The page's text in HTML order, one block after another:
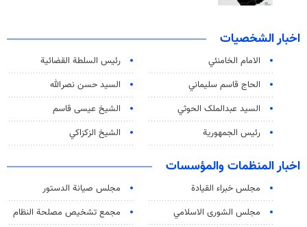
اخبار الشخصيات
الامام الخامنئي
رئیس السلطة القضائیة
الحاج قاسم سليماني
السيد حسن نصرالله
السید عبدالملک الحوثي
الشيخ عيسى قاسم
رئيس الجمهورية
الشيخ الزكزاكي
اخبار المنظمات والمؤسسات
مجلس خبراء القيادة
مجلس صيانة الدستور
مجلس الشورى الاسلامي
مجمع تشخيص مصلحة النظام